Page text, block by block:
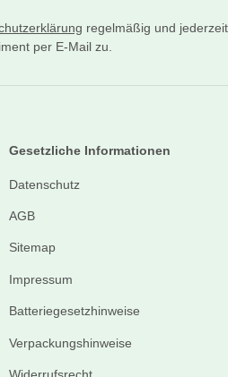
regelmäßig und jederzeit
per E-Mail zu.
Gesetzliche Informationen
Datenschutz
AGB
Sitemap
Impressum
Batteriegesetzhinweise
Verpackungshinweise